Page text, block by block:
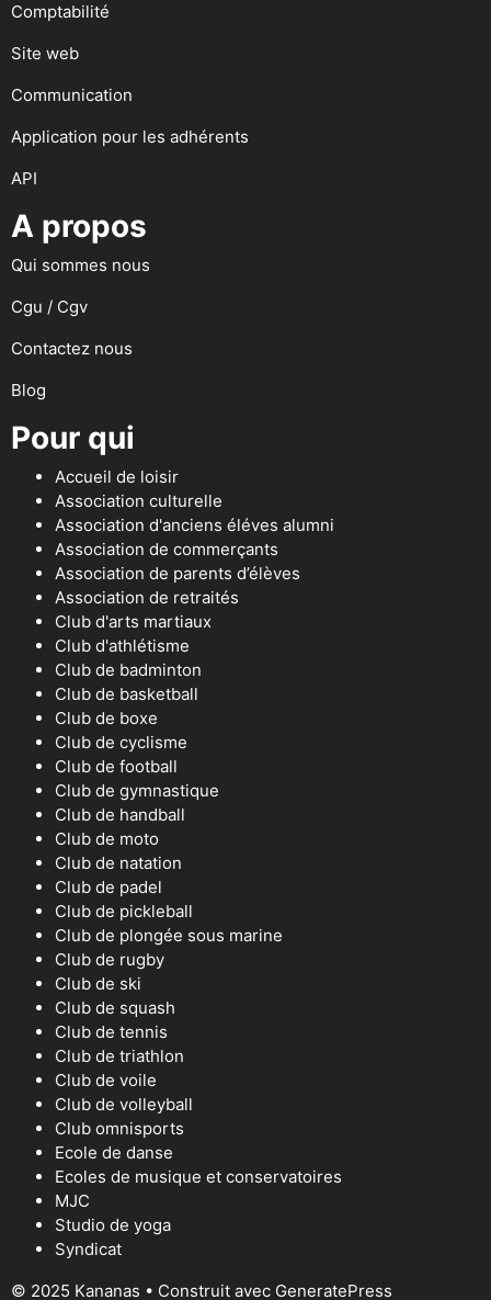
Comptabilité
Site web
Communication
Application pour les adhérents
API
A propos
Qui sommes nous
Cgu / Cgv
Contactez nous
Blog
Pour qui
Accueil de loisir
Association culturelle
Association d'anciens éléves alumni
Association de commerçants
Association de parents d’élèves
Association de retraités
Club d'arts martiaux
Club d'athlétisme
Club de badminton
Club de basketball
Club de boxe
Club de cyclisme
Club de football
Club de gymnastique
Club de handball
Club de moto
Club de natation
Club de padel
Club de pickleball
Club de plongée sous marine
Club de rugby
Club de ski
Club de squash
Club de tennis
Club de triathlon
Club de voile
Club de volleyball
Club omnisports
Ecole de danse
Ecoles de musique et conservatoires
MJC
Studio de yoga
Syndicat
© 2025 Kananas • Construit avec GeneratePress